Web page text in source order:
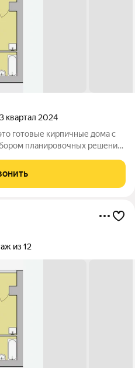
квартал 2024
планировочных решений.
из 12